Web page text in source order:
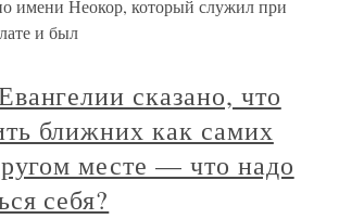
имени Неокор, который служил при
и был
сказано, что
ближних как самих
месте — что надо
себя?